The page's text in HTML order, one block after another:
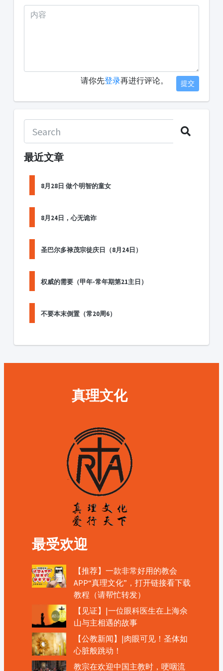
请你先登录再进行评论。 提交
最近文章
8月28日 做个明智的童女
8月24日，心无诡诈
圣巴尔多禄茂宗徒庆日（8月24日）
权威的需要（甲年-常年期第21主日）
不要本末倒置（常20周6）
真理文化
最受欢迎
【推荐】一款非常好用的教会
APP“真理文化”，打开链接看下载
教程（请帮忙转发）
【见证】|一位眼科医生在上海佘
山与主相遇的故事
【公教新闻】|肉眼可见！圣体如
心脏般跳动！
教宗在欢迎中国主教时，哽咽流